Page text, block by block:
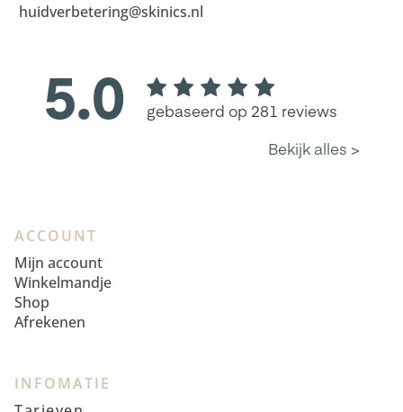
huidverbetering@skinics.nl
ACCOUNT
Mijn account
Winkelmandje
Shop
Afrekenen
INFOMATIE